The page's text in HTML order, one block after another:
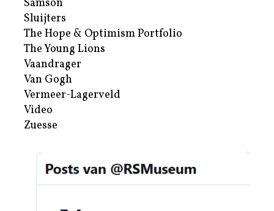
Samson
Sluijters
The Hope & Optimism Portfolio
The Young Lions
Vaandrager
Van Gogh
Vermeer-Lagerveld
Video
Zuesse